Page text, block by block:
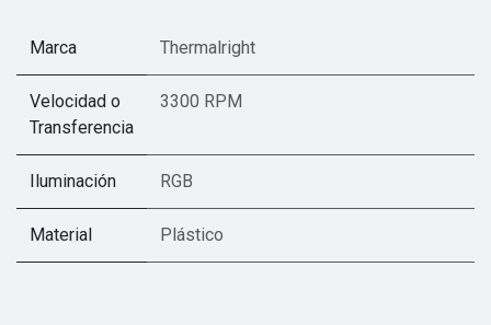
Marca Thermalright
Velocidad o
Transferencia
3300 RPM
Iluminación RGB
Material Plástico